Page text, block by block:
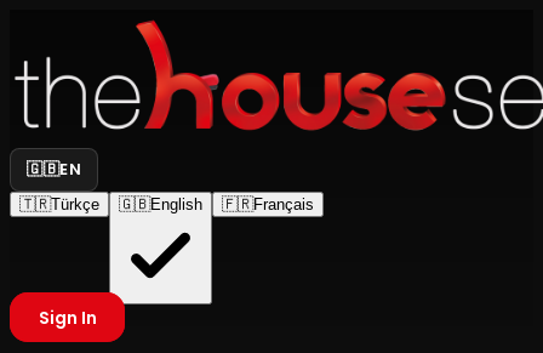
🇬🇧EN
🇹🇷Türkçe 🇬🇧English 🇫🇷Français
Sign In